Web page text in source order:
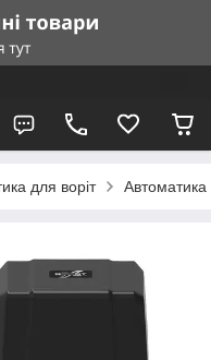
для воріт Автоматика